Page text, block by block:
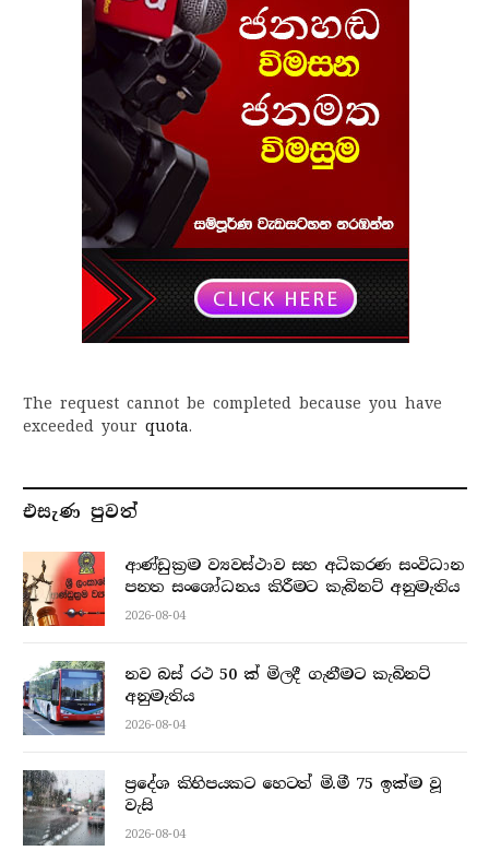
The request cannot be completed because you have
exceeded your quota.
එසැණ පුව​ත්
ආණ්ඩුක්‍රම ව්‍යවස්ථාව සහ අධිකරණ සංවිධාන
පනත සංශෝධනය කිරීමට කැබිනට් අනුමැතිය
2026-08-04
නව බස් රථ 50 ක් මිලදී ගැනීමට කැබිනට්
අනුමැතිය
2026-08-04
ප්‍රදේශ කිහිපයකට හෙටත් මි.මී 75 ඉක්ම වූ
වැසි
2026-08-04